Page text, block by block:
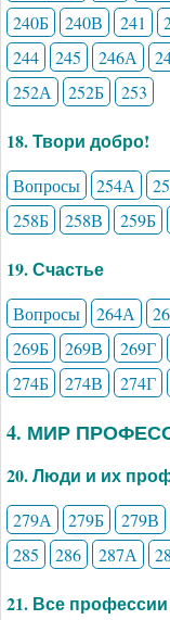
240Б
240В 241
244
245 246А
252А
252Б 253
18. Твори добро!
Вопросы 254А
258Б
258В 259Б
19. Счастье
Вопросы 264А
269Б
269В 269Г
274Б
274В 274Г
4. МИР
20. Люди и их
279А 279Б 279В
285
286 287А
21. Все